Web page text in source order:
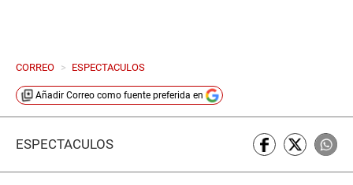
CORREO > ESPECTACULOS
Añadir Correo como fuente preferida en
ESPECTÁCULOS